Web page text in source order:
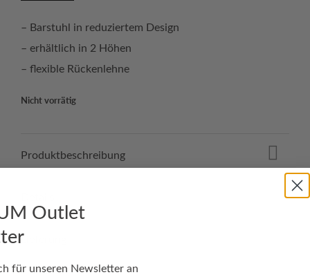
– Barstuhl in reduziertem Design
– erhältlich in 2 Höhen
– flexible Rückenlehne
Nicht vorrätig
Produktbeschreibung
Lieferung
Outlet
für unseren Newsletter an